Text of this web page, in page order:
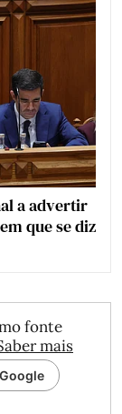
a advertir
que se diz
fonte
mais